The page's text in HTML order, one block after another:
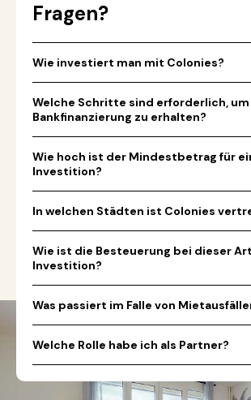
Fragen?
Wie investiert man mit Colonies?
Welche Schritte sind erforderlich, um
Bankfinanzierung zu erhalten?
Wie hoch ist der Mindestbetrag für
Investition?
In welchen Städten ist Colonies
Wie ist die Besteuerung bei dieser
Investition?
Was passiert im Falle von
Welche Rolle habe ich als Partner?